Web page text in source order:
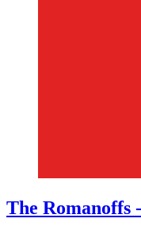
The Romanoffs